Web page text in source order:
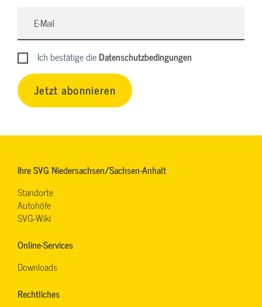
Ich bestätige dieDatenschutzbedingungen
Jetzt abonnieren
Ihre SVG Niedersachsen/Sachsen-Anhalt
Standorte
Autohöfe
SVG-Wiki
Online-Services
Downloads
Rechtliches